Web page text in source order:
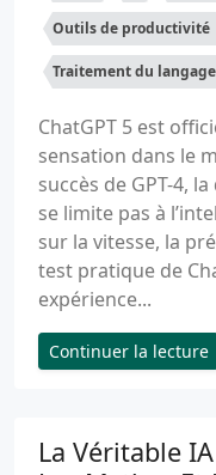
Outils de productivité
Traitement du
ChatGPT 5 est
sensation dans le
succès de GPT-4,
se limite pas à
sur la vitesse, la
test pratique de
expérience...
Continuer la lecture
La Véritable